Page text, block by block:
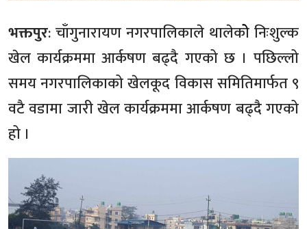
भक्तपुर: चाँगुनारायण नगरपालिकाले थालेकोे निःशुल्क
खेल कार्यक्रममा आर्कषण बढ्दै गएको छ । पछिल्लो
समय नगरपालिकाको खेलकूद विकास समितिमार्फत ९
वटै वडामा जारी खेल कार्यक्रममा आर्कषण बढ्दै गएको
हो ।